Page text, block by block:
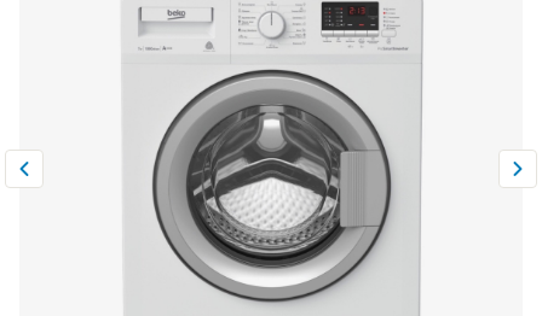
Климатическая техника